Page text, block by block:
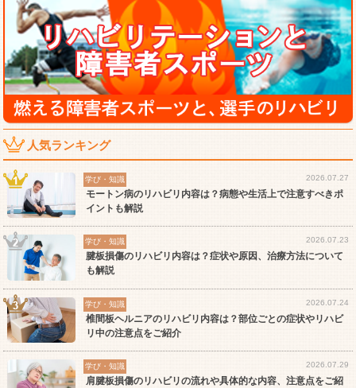
人気ランキング
学び・知識 2026.07.27
モートン病のリハビリ内容は？病態や生活上で注意すべきポ
イントも解説
学び・知識 2026.07.23
腱板損傷のリハビリ内容は？症状や原因、治療方法について
も解説
学び・知識 2026.07.24
椎間板ヘルニアのリハビリ内容は？部位ごとの症状やリハビ
リ中の注意点をご紹介
学び・知識 2026.07.29
肩腱板損傷のリハビリの流れや具体的な内容、注意点をご紹